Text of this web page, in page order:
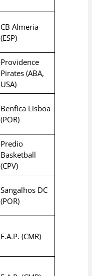
CB Almeria
(ESP)
Providence
Pirates (ABA,
USA)
Benfica Lisboa
(POR)
Predio
Basketball
(CPV)
Sangalhos DC
(POR)
F.A.P. (CMR)